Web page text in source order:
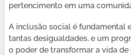
pertencimento em uma
A inclusão social é fundamental
tantas desigualdades, e um
o poder de transformar a vida